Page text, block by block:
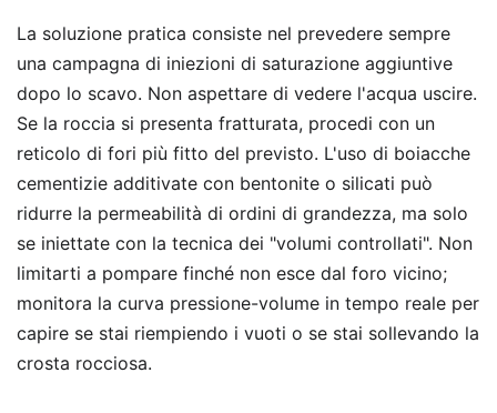
La soluzione pratica consiste nel prevedere sempre
una campagna di iniezioni di saturazione aggiuntive
dopo lo scavo. Non aspettare di vedere l'acqua uscire.
Se la roccia si presenta fratturata, procedi con un
reticolo di fori più fitto del previsto. L'uso di boiacche
cementizie additivate con bentonite o silicati può
ridurre la permeabilità di ordini di grandezza, ma solo
se iniettate con la tecnica dei "volumi controllati". Non
limitarti a pompare finché non esce dal foro vicino;
monitora la curva pressione-volume in tempo reale per
capire se stai riempiendo i vuoti o se stai sollevando la
crosta rocciosa.